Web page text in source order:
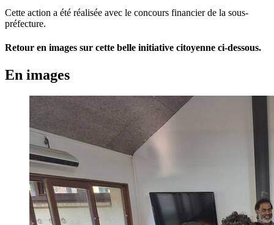
Cette action a été réalisée avec le concours financier de la sous-
préfecture.
Retour en images sur cette belle initiative citoyenne ci-dessous.
En images